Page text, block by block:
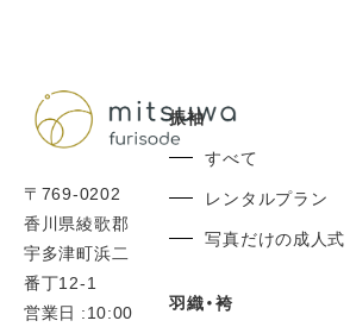
〒769-0202
香川県綾歌郡
宇多津町浜二
番丁12-1
営業日 :10:00
振袖
すべて
レンタルプラン
写真だけの成人式
羽織・袴